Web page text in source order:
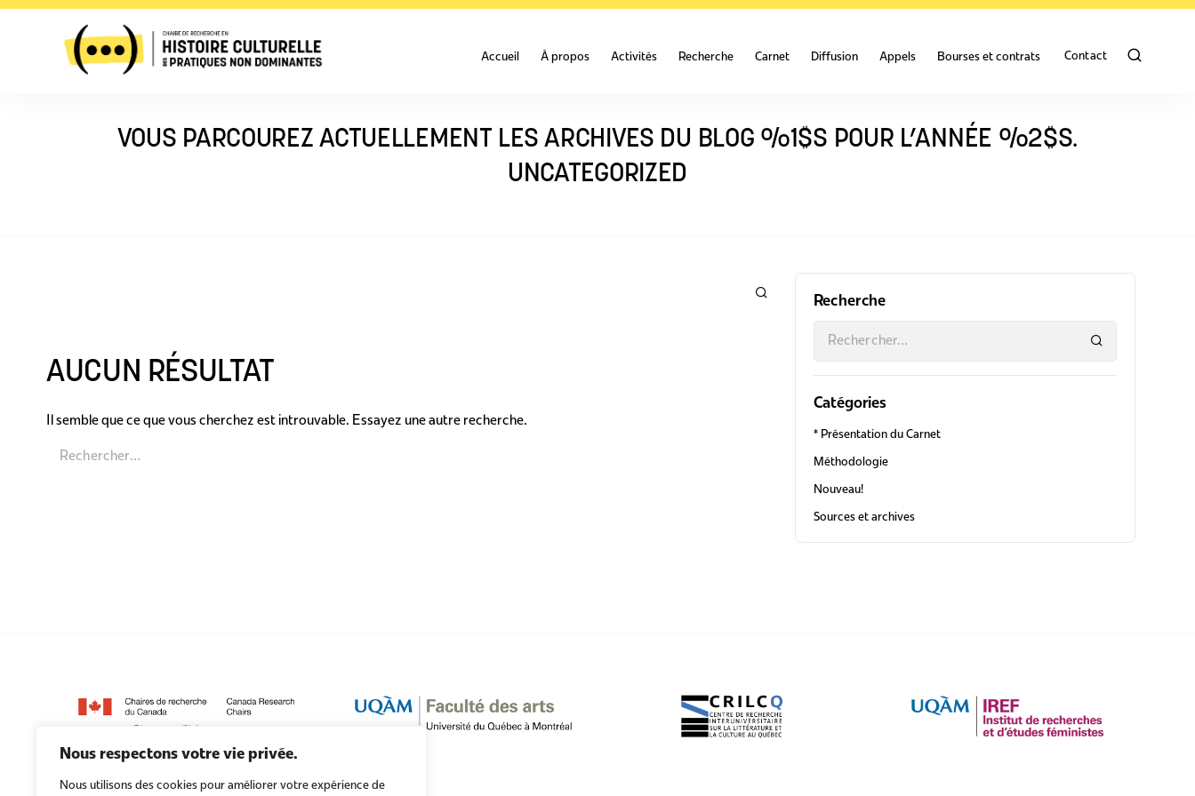
Nous respectons votre vie privée.
Nous utilisons des cookies pour améliorer votre expérience de
Accueil À propos Activités Recherche Carnet Diffusion Appels Bourses et contrats Contact
VOUS PARCOUREZ ACTUELLEMENT LES ARCHIVES DU BLOG %1$S POUR L’ANNÉE %2$S.
UNCATEGORIZED
AUCUN RÉSULTAT
Il semble que ce que vous cherchez est introuvable. Essayez une autre recherche.
Recherche
Catégories
Carnet
* Présentation du Carnet
Méthodologie
Nouveau!
Sources et archives